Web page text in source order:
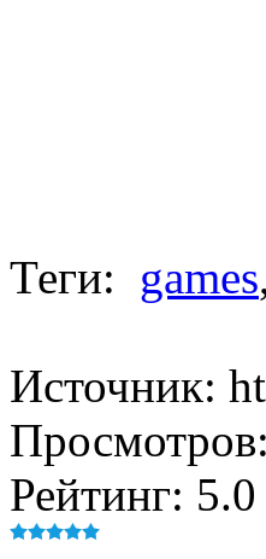
Теги: games
Источник:
Просмотров:
Рейтинг: 5.0